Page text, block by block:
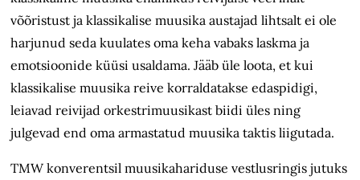
võõristust ja klassikalise muusika austajad lihtsalt ei ole
harjunud seda kuulates oma keha vabaks laskma ja
emotsioonide küüsi usaldama. Jääb üle loota, et kui
klassikalise muusika reive korraldatakse edaspidigi,
leiavad reivijad orkestrimuusikast biidi üles ning
julgevad end oma armastatud muusika taktis liigutada.
TMW konverentsil muusikahariduse vestlusringis jutuks